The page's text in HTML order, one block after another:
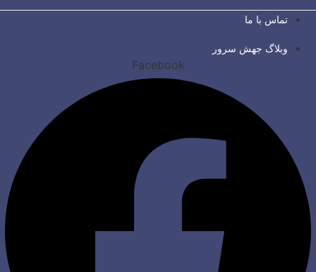
تماس با ما
وبلاگ جهش سرور
Facebook